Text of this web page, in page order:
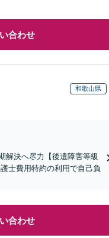
合わせ
和歌山県
解決へ尽力【後遺障害等級
士費用特約の利用で自己負
合わせ